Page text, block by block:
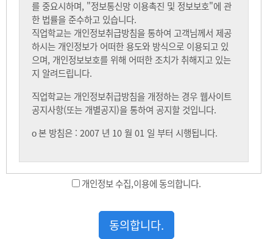
개인정보 수집,이용에 동의합니다.
동의합니다.